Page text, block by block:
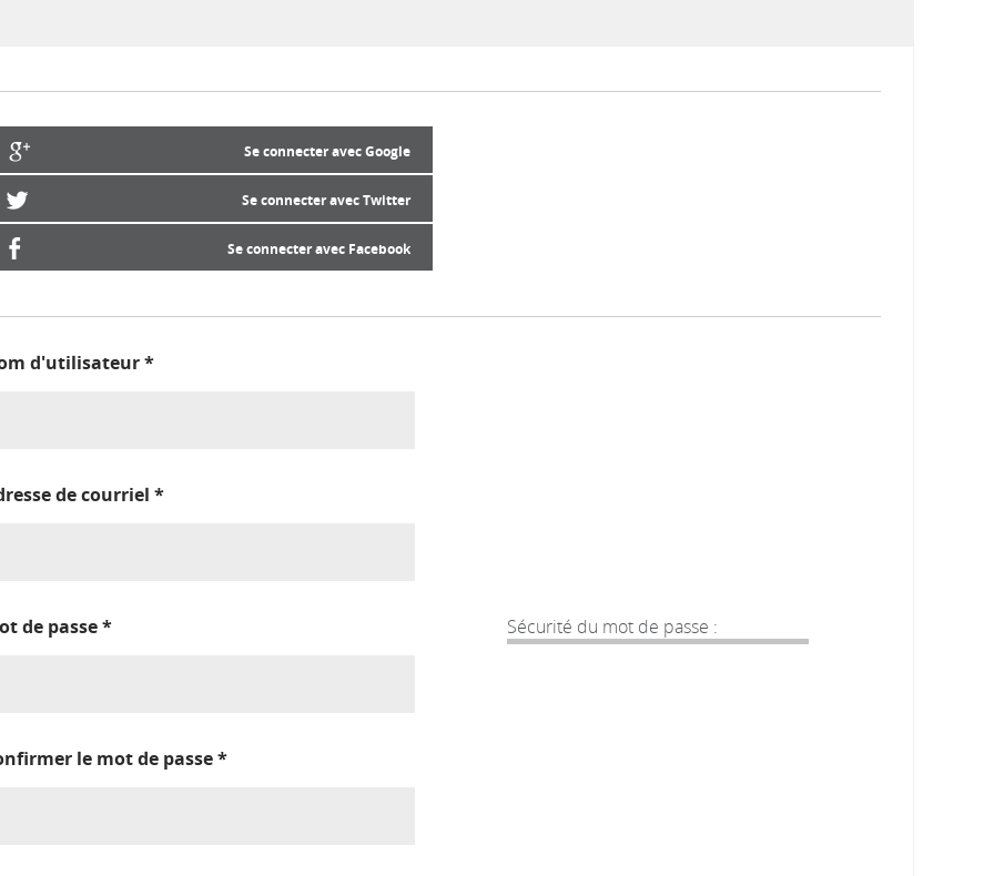
Se connecter avec Google
Se connecter avec Twitter
Se connecter avec Facebook
d'utilisateur*
de courriel *
Sécurité du mot de passe :
de passe*
le mot de passe*